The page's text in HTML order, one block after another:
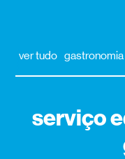
ver tudo gastronomia
serviço